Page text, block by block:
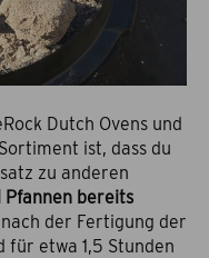
Dutch Ovens und
ist, dass du
zu anderen
Pfannen bereits
der Fertigung der
für etwa 1,5 Stunden